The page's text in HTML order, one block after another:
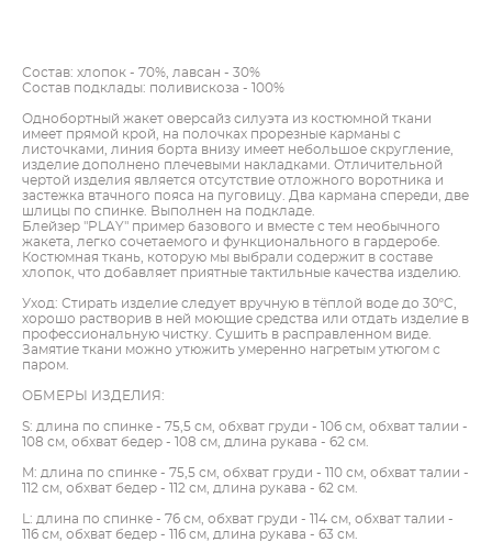
Состав: хлопок - 70%, лавсан - 30%
Состав подклады: поливискоза - 100%
Однобортный жакет оверсайз силуэта из костюмной ткани
имеет прямой крой, на полочках прорезные карманы с
листочками, линия борта внизу имеет небольшое скругление,
изделие дополнено плечевыми накладками. Отличительной
чертой изделия является отсутствие отложного воротника и
застежка втачного пояса на пуговицу. Два кармана спереди, две
шлицы по спинке. Выполнен на подкладе.
Блейзер "PLAY" пример базового и вместе с тем необычного
жакета, легко сочетаемого и функционального в гардеробе.
Костюмная ткань, которую мы выбрали содержит в составе
хлопок, что добавляет приятные тактильные качества изделию.
Уход: Стирать изделие следует вручную в тёплой воде до 30ºC,
хорошо растворив в ней моющие средства или отдать изделие в
профессиональную чистку. Сушить в расправленном виде.
Замятие ткани можно утюжить умеренно нагретым утюгом с
паром.
ОБМЕРЫ ИЗДЕЛИЯ:
S: длина по спинке - 75,5 см, обхват груди - 106 см, обхват талии -
108 см, обхват бедер - 108 см, длина рукава - 62 см.
M: длина по спинке - 75,5 см, обхват груди - 110 см, обхват талии -
112 см, обхват бедер - 112 см, длина рукава - 62 см.
L: длина по спинке - 76 см, обхват груди - 114 см, обхват талии -
116 см, обхват бедер - 116 см, длина рукава - 63 см.